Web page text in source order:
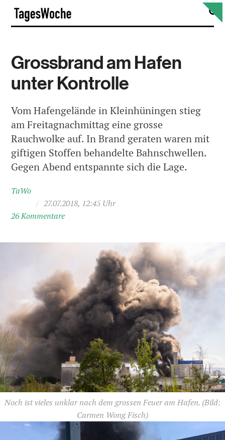
Skip
content
Grossbrand am Hafen
unter Kontrolle
Vom Hafengelände in Kleinhüningen stieg
am Freitagnachmittag eine grosse
Rauchwolke auf. In Brand geraten waren mit
giftigen Stoffen behandelte Bahnschwellen.
Gegen Abend entspannte sich die Lage.
TaWo
/ 27.07.2018, 12:45 Uhr
26 Kommentare
Noch ist vieles unklar nach dem grossen Feuer am Hafen. (Bild:
Carmen Wong Fisch)